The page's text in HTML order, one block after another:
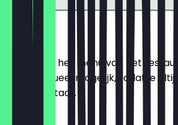
Menu
Hier vind je het menu van het
het zo actueel mogelijk, zodat je
wachten staat.